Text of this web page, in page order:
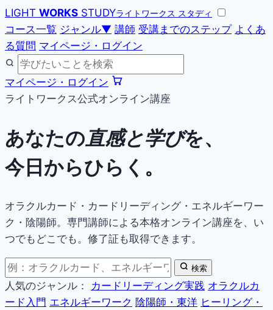
LIGHT WORKS STUDYライトワークス スタディ
コース一覧 ジャンル▼ 講師 受講までのステップ よくあ
る質問 マイページ・ログイン
マイページ・ログイン
ライトワークス公式オンライン講座
あなたの直感と学びを、
今日からひらく。
オラクルカード・カードリーディング・エネルギーワー
ク・陰陽師。専門講師による本格オンライン講座を、い
つでもどこでも。修了証も取得できます。
検索
人気のジャンル： カードリーディング実践 オラクルカ
ード入門 エネルギーワーク 陰陽師・東洋 ヒーリング・